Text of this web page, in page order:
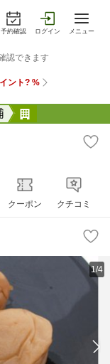
予約確認 ログイン メニュー
クーポン クチコミ
1/4